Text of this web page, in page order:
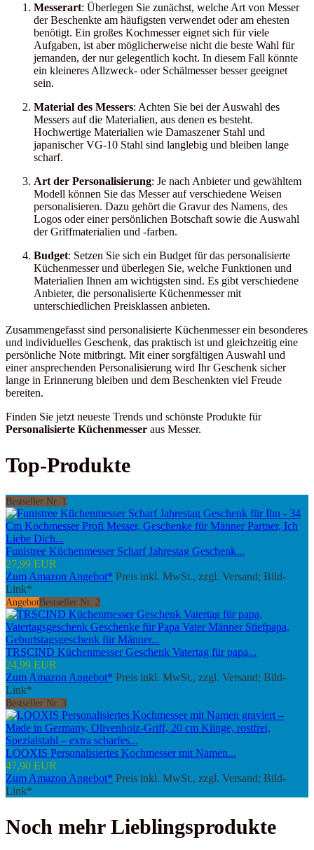
Messerart: Überlegen Sie zunächst, welche Art von Messer
der Beschenkte am häufigsten verwendet oder am ehesten
benötigt. Ein großes Kochmesser eignet sich für viele
Aufgaben, ist aber möglicherweise nicht die beste Wahl für
jemanden, der nur gelegentlich kocht. In diesem Fall könnte
ein kleineres Allzweck- oder Schälmesser besser geeignet
sein.
Material des Messers: Achten Sie bei der Auswahl des
Messers auf die Materialien, aus denen es besteht.
Hochwertige Materialien wie Damaszener Stahl und
japanischer VG-10 Stahl sind langlebig und bleiben lange
scharf.
Art der Personalisierung: Je nach Anbieter und gewähltem
Modell können Sie das Messer auf verschiedene Weisen
personalisieren. Dazu gehört die Gravur des Namens, des
Logos oder einer persönlichen Botschaft sowie die Auswahl
der Griffmaterialien und -farben.
Budget: Setzen Sie sich ein Budget für das personalisierte
Küchenmesser und überlegen Sie, welche Funktionen und
Materialien Ihnen am wichtigsten sind. Es gibt verschiedene
Anbieter, die personalisierte Küchenmesser mit
unterschiedlichen Preisklassen anbieten.
Zusammengefasst sind personalisierte Küchenmesser ein besonderes
und individuelles Geschenk, das praktisch ist und gleichzeitig eine
persönliche Note mitbringt. Mit einer sorgfältigen Auswahl und
einer ansprechenden Personalisierung wird Ihr Geschenk sicher
lange in Erinnerung bleiben und dem Beschenkten viel Freude
bereiten.
Finden Sie jetzt neueste Trends und schönste Produkte für
Personalisierte Küchenmesser aus Messer.
Top-Produkte
Bestseller Nr. 1
Funistree Küchenmesser Scharf Jahrestag Geschenk...
27,99 EUR
Zum Amazon Angebot* Preis inkl. MwSt., zzgl. Versand; Bild-
Link*
AngebotBestseller Nr. 2
TRSCIND Küchenmesser Geschenk Vatertag für papa...
24,99 EUR
Zum Amazon Angebot* Preis inkl. MwSt., zzgl. Versand; Bild-
Link*
Bestseller Nr. 3
LOOXIS Personalisiertes Kochmesser mit Namen...
47,90 EUR
Zum Amazon Angebot* Preis inkl. MwSt., zzgl. Versand; Bild-
Link*
Noch mehr Lieblingsprodukte